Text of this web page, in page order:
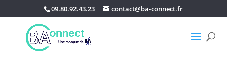
09.80.92.43.23 contact@ba-connect.fr